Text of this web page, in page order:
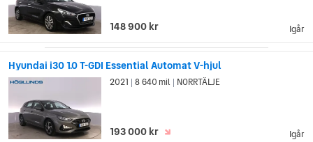
Igår
148 900 kr
Hyundai i30 1.0 T-GDI Essential Automat V-hjul
Igår
2021 8 640 mil NORRTÄLJE
193 000 kr